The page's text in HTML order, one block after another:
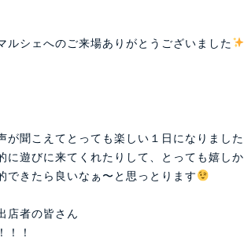
ルシェへのご来場ありがとうございました
が聞こえてとっても楽しい１日になりました
に遊びに来てくれたりして、とっても嬉し
できたら良いなぁ〜と思っとります
店者の皆さん
！！